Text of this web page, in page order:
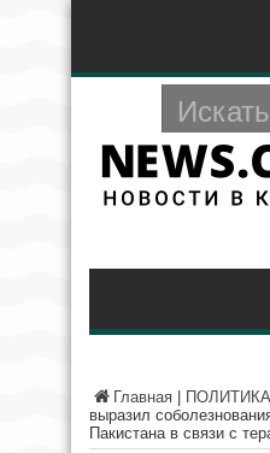
Главная ПОЛИТИКА
выразил
Пакистана в связи с